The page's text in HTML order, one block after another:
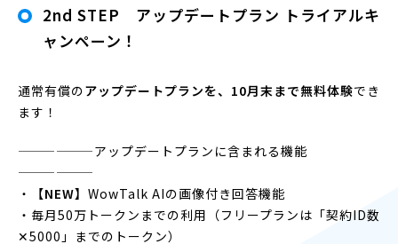
2nd STEP アップデートプラン トライアルキ
ャンペーン！
通常有償のアップデートプランを、10月末まで無料体験でき
ます！
——————アップデートプランに含まれる機能
——————
・
【NEW】 WowTalk AIの画像付き回答機能
・毎月50万トークンまでの利用（フリープランは「契約ID数
✕5000」までのトークン）